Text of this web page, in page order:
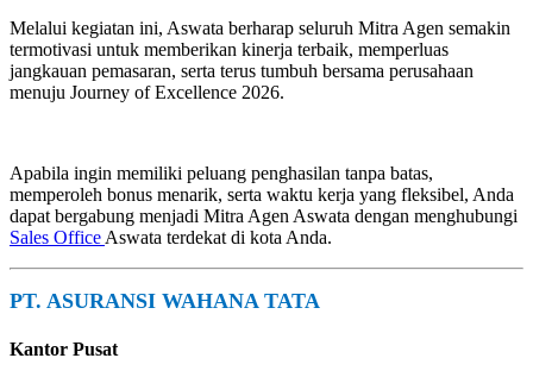
Melalui kegiatan ini, Aswata berharap seluruh Mitra Agen semakin
termotivasi untuk memberikan kinerja terbaik, memperluas
jangkauan pemasaran, serta terus tumbuh bersama perusahaan
menuju Journey of Excellence 2026.
Apabila ingin memiliki peluang penghasilan tanpa batas,
memperoleh bonus menarik, serta waktu kerja yang fleksibel, Anda
dapat bergabung menjadi Mitra Agen Aswata dengan menghubungi
Sales Office Aswata terdekat di kota Anda.
PT. ASURANSI WAHANA TATA
Kantor Pusat